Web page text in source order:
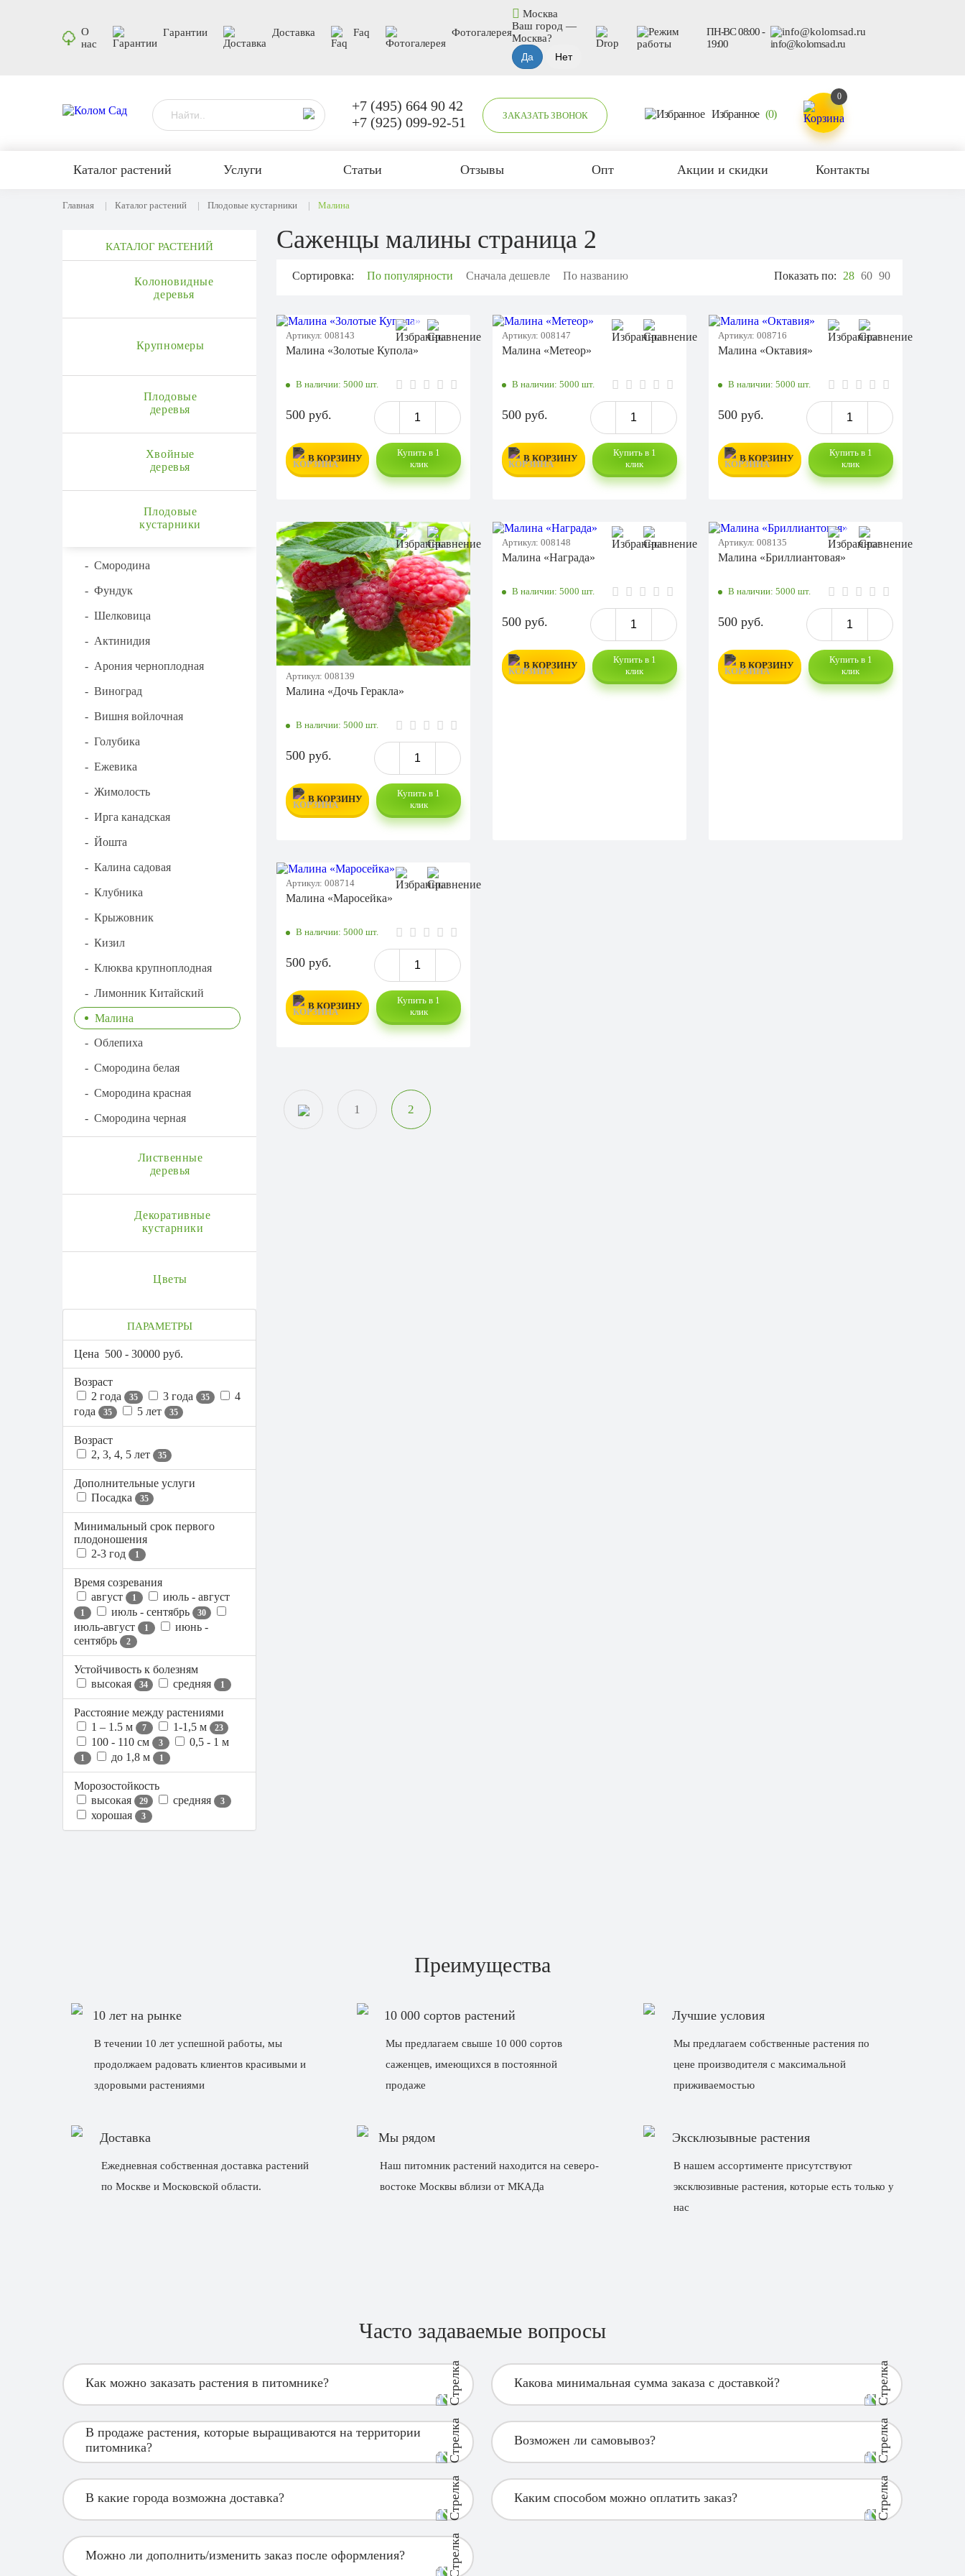
О
нас
Гарантии Доставка Faq Фотогалерея
Москва
Ваш город —
Москва?
ПН-ВС 08:00 -
19:00
info@kolomsad.ru
+7 (495) 664 90 42
+7 (925) 099-92-51
ЗАКАЗАТЬ ЗВОНОК Избранное (0)
0
Каталог растений Услуги Статьи Отзывы Опт Акции и скидки Контакты
Главная Каталог растений Плодовые кустарники Малина
КАТАЛОГ РАСТЕНИЙ
Колоновидные
деревья
Крупномеры
Плодовые
деревья
Хвойные
деревья
Плодовые
кустарники
- Смородина
- Фундук
- Шелковица
- Актинидия
- Арония черноплодная
- Виноград
- Вишня войлочная
- Голубика
- Ежевика
- Жимолость
- Ирга канадская
- Йошта
- Калина садовая
- Клубника
- Крыжовник
- Кизил
- Клюква крупноплодная
- Лимонник Китайский
Малина
- Облепиха
- Смородина белая
- Смородина красная
- Смородина черная
Лиственные
деревья
Декоративные
кустарники
Цветы
ПАРАМЕТРЫ
Цена 500 - 30000 руб.
Возраст
2 года
35 3 года 35
4
года
35 5 лет 35
Возраст
2, 3, 4, 5 лет
35
Дополнительные услуги
Посадка
35
Минимальный срок первого
плодоношения
2-3 год
1
Время созревания
август
1 июль - август
1 июль - сентябрь 30
июль-август 1
июнь -
сентябрь
2
Устойчивость к болезням
высокая
34 средняя 1
Расстояние между растениями
1 – 1.5 м
7 1-1,5 м 23
100 - 110 см 3 0,5 - 1 м
1 до 1,8 м 1
Морозостойкость
высокая
29 средняя 3
хорошая 3
Саженцы малины страница 2
Сортировка: По популярности Сначала дешевле По названию Показать по: 28 60 90
Артикул:008143
Малина «Золотые Купола»
В наличии:5000 шт.
500 руб.
В КОРЗИНУ
Купить в 1
клик
Артикул:008147
Малина «Метеор»
В наличии:5000 шт.
500 руб.
В КОРЗИНУ
Купить в 1
клик
Артикул: 008716
Малина «Октавия»
В наличии: 5000 шт.
500 руб.
В КОРЗИНУ
Купить в 1
клик
Артикул:008139
Малина «Дочь Геракла»
В наличии:5000 шт.
500 руб.
В КОРЗИНУ
Купить в 1
клик
Артикул:008148
Малина «Награда»
В наличии:5000 шт.
500 руб.
В КОРЗИНУ
Купить в 1
клик
Артикул: 008135
Малина «Бриллиантовая»
В наличии: 5000 шт.
500 руб.
В КОРЗИНУ
Купить в 1
клик
Артикул:008714
Малина «Маросейка»
В наличии:5000 шт.
500 руб.
В КОРЗИНУ
Купить в 1
клик
1 2
Преимущества
10 лет на рынке
В течении 10 лет успешной работы, мы
продолжаем радовать клиентов красивыми и
здоровыми растениями
10 000 сортов растений
Мы предлагаем свыше 10 000 сортов
саженцев, имеющихся в постоянной
продаже
Лучшие условия
Мы предлагаем собственные растения по
цене производителя с максимальной
приживаемостью
Доставка
Ежедневная собственная доставка растений
по Москве и Московской области.
Мы рядом
Наш питомник растений находится на северо-
востоке Москвы вблизи от МКАДа
Эксклюзывные растения
В нашем ассортименте присутствуют
эксклюзивные растения, которые есть только у
нас
Часто задаваемые вопросы
Как можно заказать растения в питомнике? Какова минимальная сумма заказа с доставкой?
В продаже растения, которые выращиваются на территории
питомника?
Возможен ли самовывоз?
В какие города возможна доставка? Каким способом можно оплатить заказ?
Можно ли дополнить/изменить заказ после оформления?